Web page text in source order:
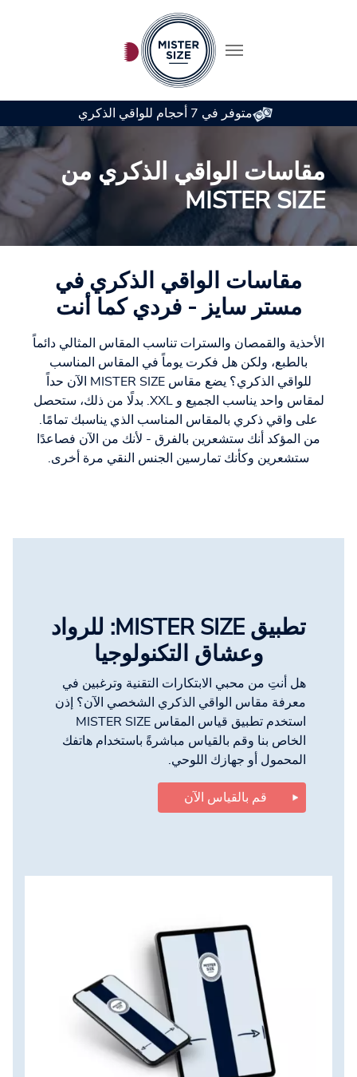
Skip to main content
متوفر في 7 أحجام للواقي الذكري
مقاسات الواقي الذكري من
MISTER SIZE
مقاسات الواقي الذكري في
مستر سايز - فردي كما أنت
الأحذية والقمصان والسترات تناسب المقاس المثالي دائماً
بالطبع، ولكن هل فكرت يوماً في المقاس المناسب
للواقي الذكري؟ يضع مقاس MISTER SIZE الآن حداً
لمقاس واحد يناسب الجميع و XXL. بدلًا من ذلك، ستحصل
على واقي ذكري بالمقاس المناسب الذي يناسبك تمامًا.
من المؤكد أنك ستشعرين بالفرق - لأنك من الآن فصاعدًا
ستشعرين وكأنك تمارسين الجنس النقي مرة أخرى.
تطبيق MISTER SIZE: للرواد
وعشاق التكنولوجيا
هل أنتِ من محبي الابتكارات التقنية وترغبين في
معرفة مقاس الواقي الذكري الشخصي الآن؟ إذن
استخدم تطبيق قياس المقاس MISTER SIZE
الخاص بنا وقم بالقياس مباشرةً باستخدام هاتفك
المحمول أو جهازك اللوحي.
قم بالقياس الآن